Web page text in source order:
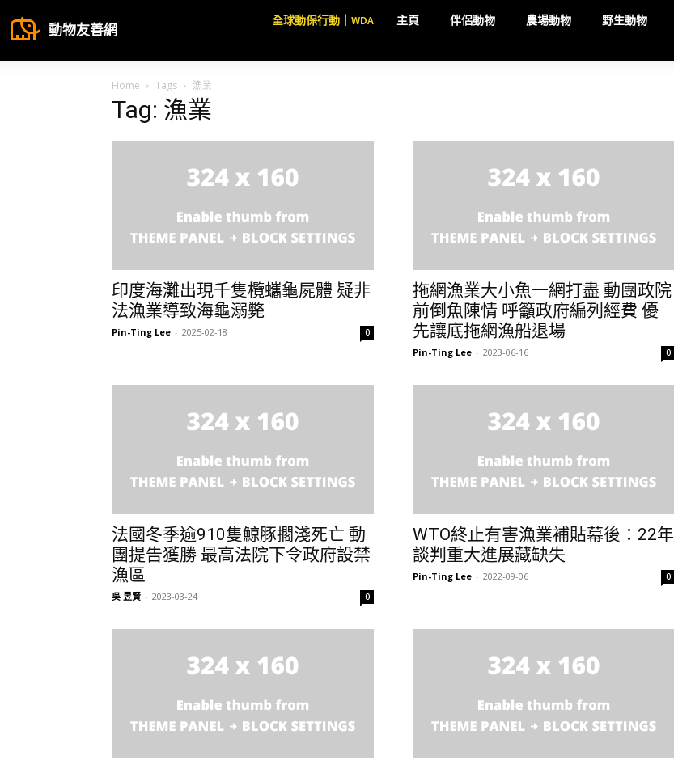
動物友善網
全球動保行動｜WDA 主頁 伴侶動物 農場動物 野生動物
Home Tags 漁業
Tag: 漁業
印度海灘出現千隻欖蠵龜屍體 疑非
法漁業導致海龜溺斃
Pin-Ting Lee - 2025-02-18 0
拖網漁業大小魚一網打盡 動團政院
前倒魚陳情 呼籲政府編列經費 優
先讓底拖網漁船退場
Pin-Ting Lee - 2023-06-16 0
法國冬季逾910隻鯨豚擱淺死亡 動
團提告獲勝 最高法院下令政府設禁
漁區
吳 昱賢 - 2023-03-24 0
WTO終止有害漁業補貼幕後：22年
談判重大進展藏缺失
Pin-Ting Lee - 2022-09-06 0